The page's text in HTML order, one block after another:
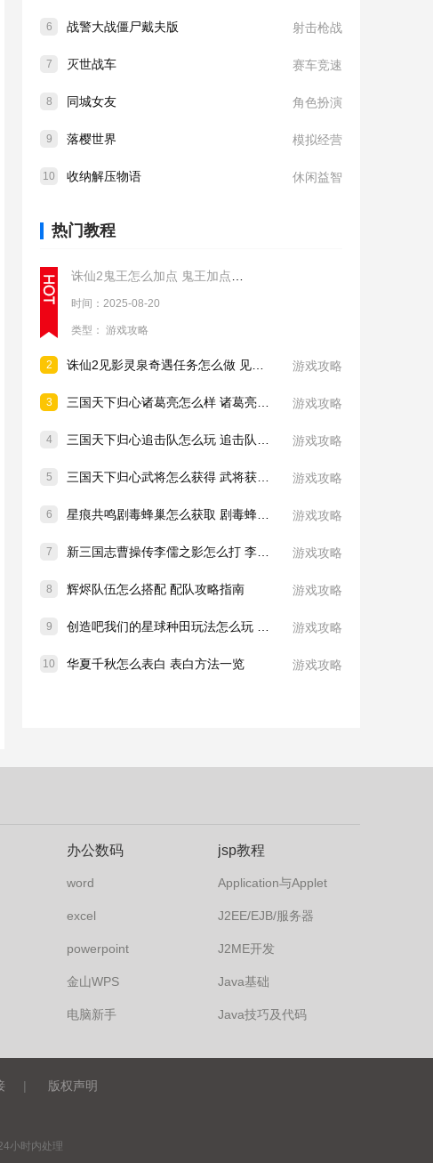
6 战警大战僵尸戴夫版 射击枪战
7 灭世战车 赛车竞速
8 同城女友 角色扮演
9 落樱世界 模拟经营
10 收纳解压物语 休闲益智
热门教程
时间：2025-08-20
类型： 游戏攻略
2 游戏攻略
3 游戏攻略
4 游戏攻略
5 游戏攻略
6 游戏攻略
7 游戏攻略
8 辉烬队伍怎么搭配 配队攻略指南 游戏攻略
9 游戏攻略
10 华夏千秋怎么表白 表白方法一览 游戏攻略
办公数码
word
excel
powerpoint
金山WPS
电脑新手
jsp教程
Application与Applet
J2EE/EJB/服务器
J2ME开发
Java基础
Java技巧及代码
| 版权声明
小时内处理